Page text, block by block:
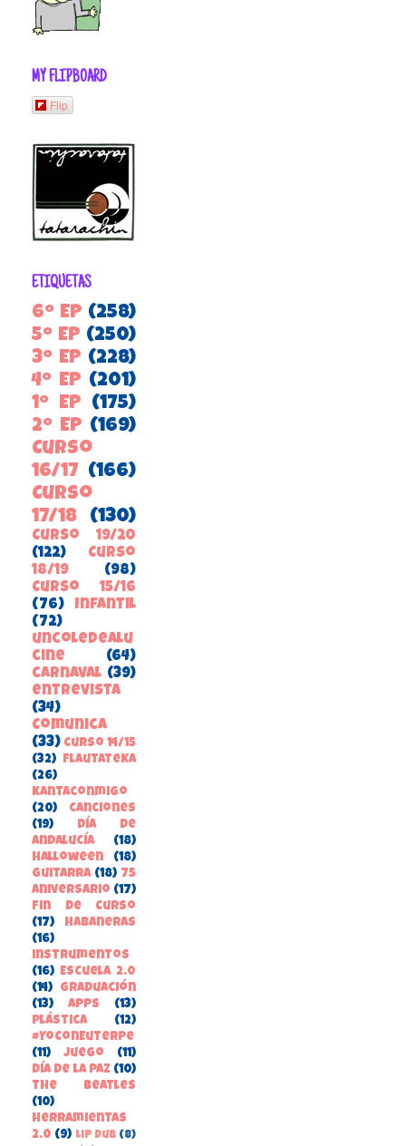
MY FLIPBOARD
Flip
ETIQUETAS
6º EP (258)
5º EP (250)
3º EP (228)
4º EP (201)
1º EP
(175)
2º EP (169)
Curso
16/17 (166)
Curso
17/18
(130)
Curso 19/20
(122)
Curso
18/19
(98)
Curso 15/16
(76)
Infantil
(72)
uncoledealu
cine
(64)
carnaval (39)
entrevista
(34)
ComunicA
(33) Curso 14/15
(32)
FlautateKa
(26)
kantaconmigo
(20)
canciones
(19)
Día de
Andalucía
(18)
Halloween
(18)
guitarra (18) 75
aniversario (17)
Fin de Curso
(17)
habaneras
(16)
instrumentos
(16) Escuela 2.0
(14)
Graduación
(13)
apps
(13)
Plástica
(12)
#YoConEuterpe
(11)
juego
(11)
Día de la Paz (10)
the beatles
(10)
herramientas
2.0 (9) Lip Dub (8)